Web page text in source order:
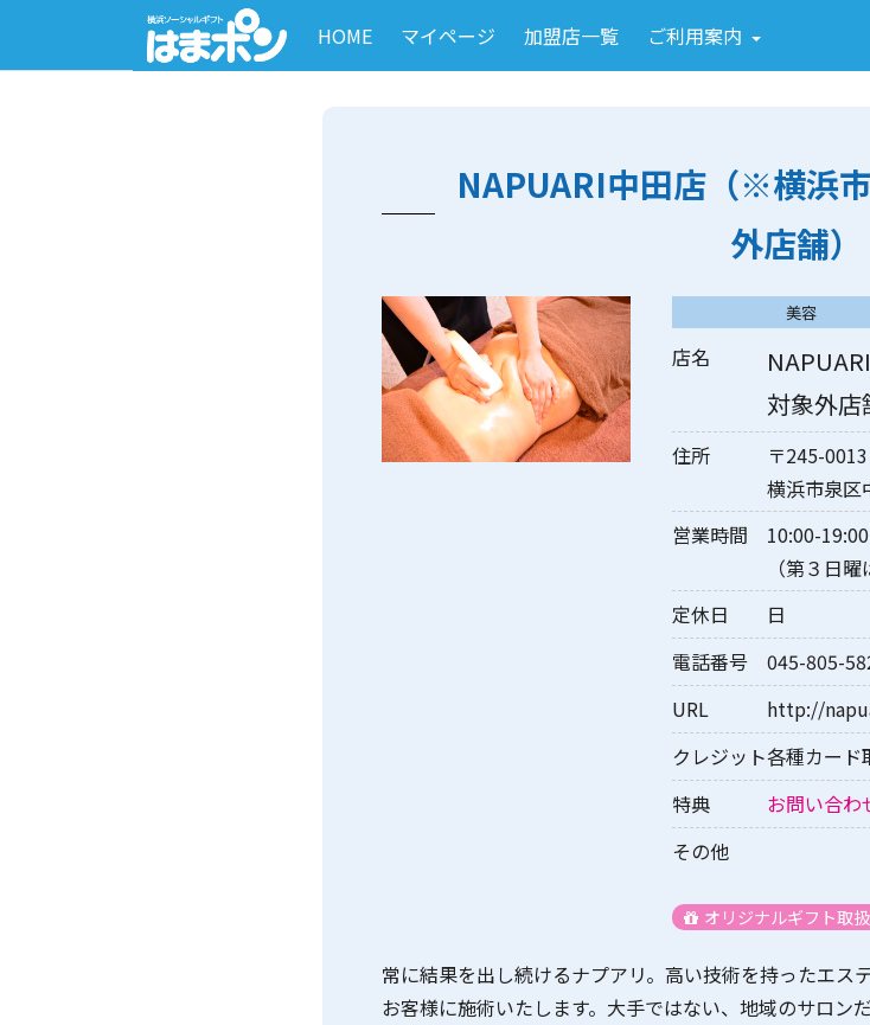
HOME マイページ 加盟店一覧 ご利用案内
NAPUARI中田店（※横浜
外店舗）
美容
店名
対象外店
住所
〒245-0013
横浜市泉区
営業時間
10:00-
（第３日
定休日
日
電話番号
045-805-
URL
http://
クレジット各種カード
特典
お問い合わ
その他
オリジナルギフト取
常に結果を出し続けるナプアリ。高い技術を持ったエス
お客様に施術いたします。大手ではない、地域のサロン